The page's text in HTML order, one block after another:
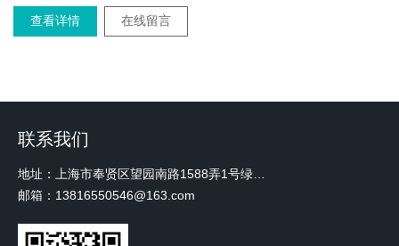
查看详情 在线留言
联系我们
邮箱：13816550546@163.com